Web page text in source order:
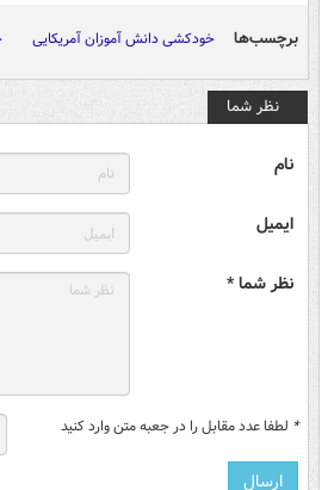
برچسب‌ها خودکشی دانش آموزان آمریکایی
نظر شما
نام
ایمیل
نظر شما *
* لطفا عدد مقابل را در جعبه متن وارد کنید